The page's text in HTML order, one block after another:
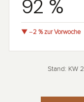
92 %
▼ −2 % zur Vorwoche
Stand: KW